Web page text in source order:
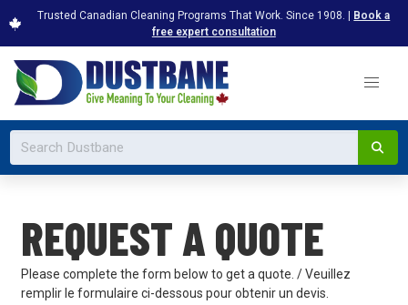
Trusted Canadian Cleaning Programs That Work. Since 1908. | Book a
free expert consultation
REQUEST A QUOTE
Please complete the form below to get a quote. / Veuillez
remplir le formulaire ci-dessous pour obtenir un devis.